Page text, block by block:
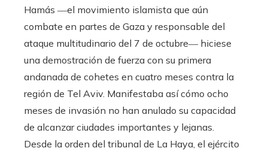
Hamás ―el movimiento islamista que aún
combate en partes de Gaza y responsable del
ataque multitudinario del 7 de octubre― hiciese
una demostración de fuerza con su primera
andanada de cohetes en cuatro meses contra la
región de Tel Aviv. Manifestaba así cómo ocho
meses de invasión no han anulado su capacidad
de alcanzar ciudades importantes y lejanas.
Desde la orden del tribunal de La Haya, el ejército